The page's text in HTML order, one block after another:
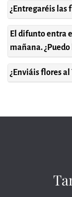
¿Entregaréis las
El difunto entra
mañana.
¿Enviáis flores